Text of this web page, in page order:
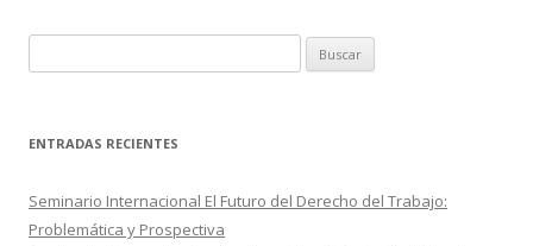
u
c
r
:
ENTRADAS RECIENTES
Seminario Internacional El Futuro del Derecho del Trabajo:
Problemática y Prospectiva